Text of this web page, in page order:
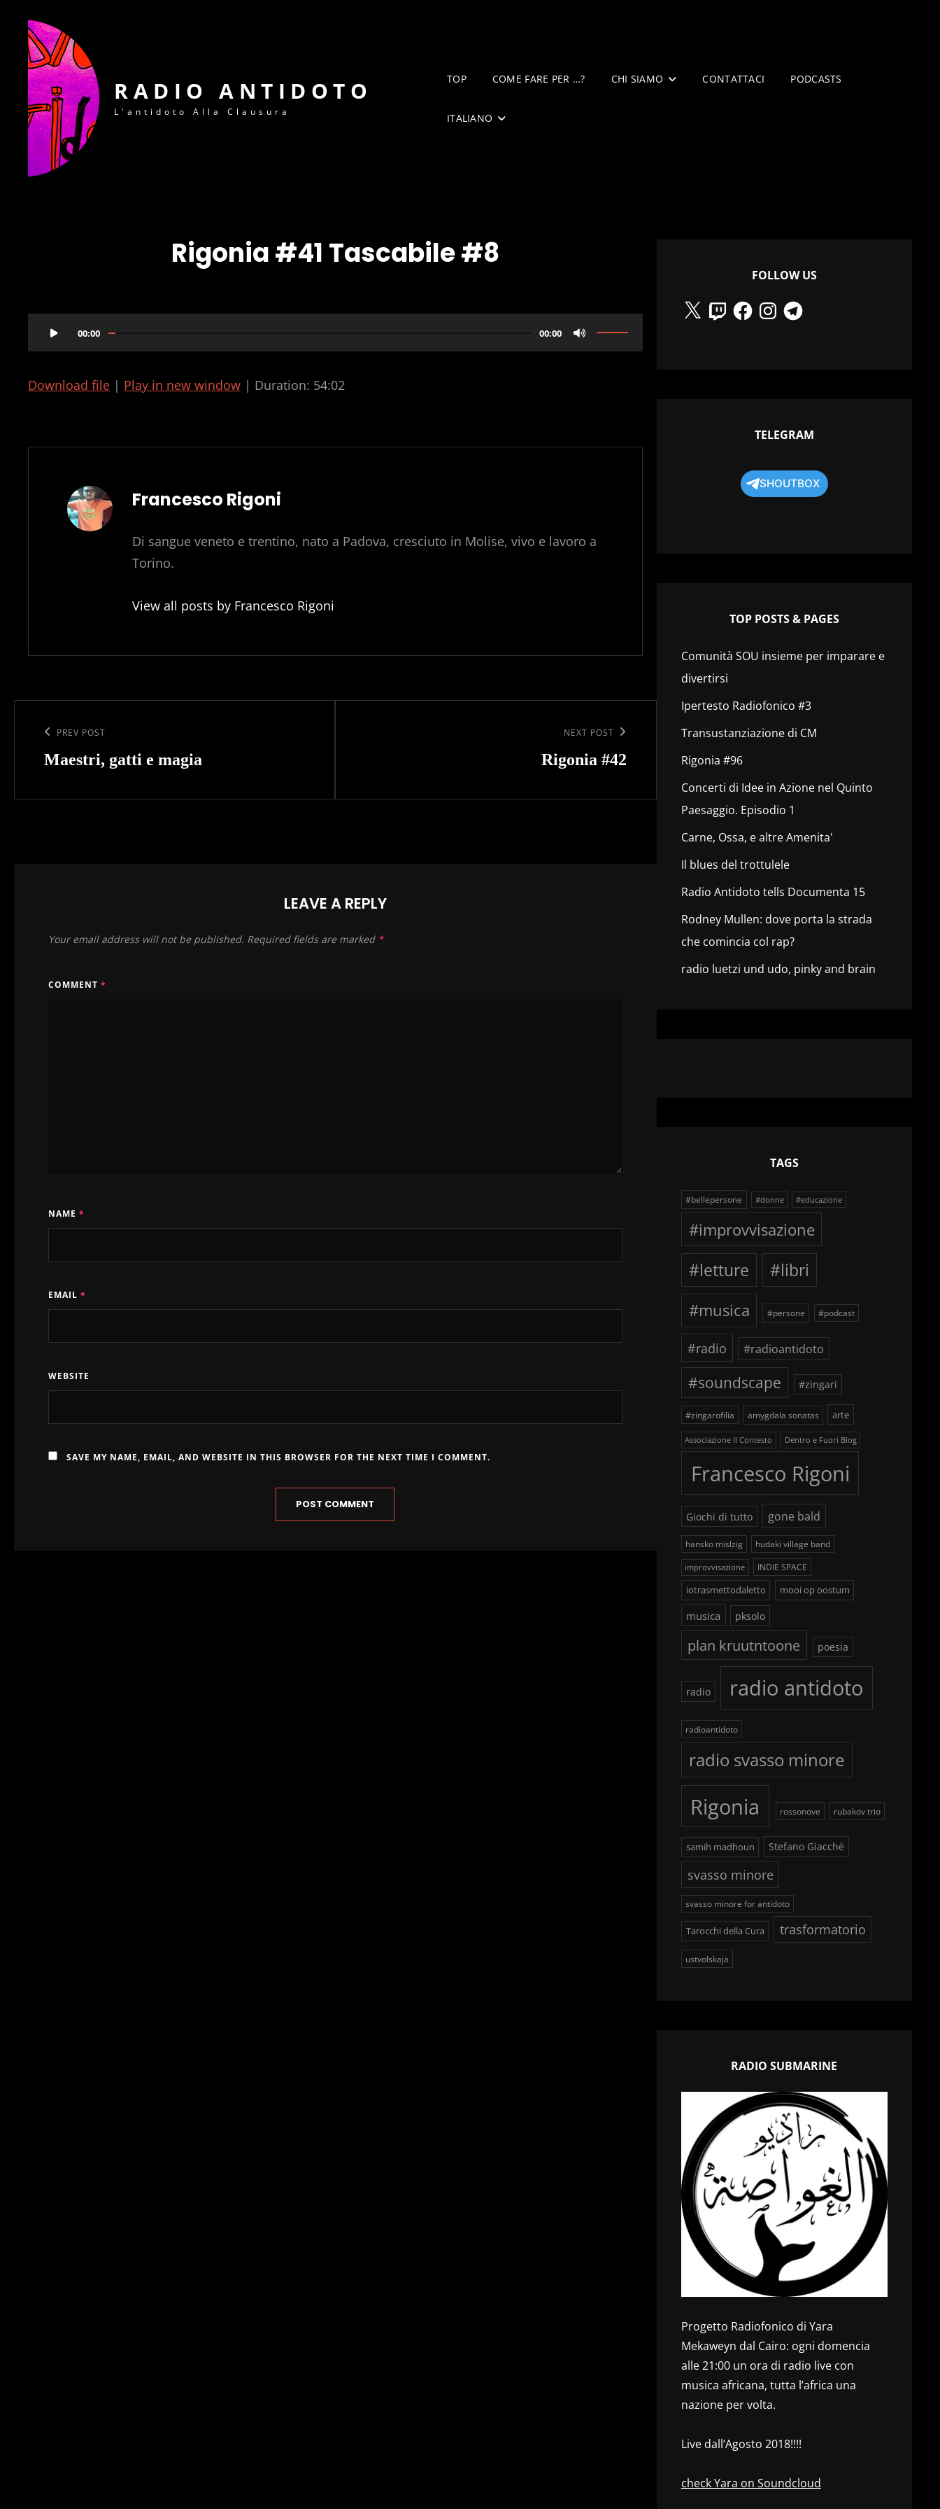
RADIO ANTIDOTO
L'antidoto Alla Clausura
TOP COME FARE PER …? CHI SIAMO CONTATTACI PODCASTS
ITALIANO
Rigonia #41 Tascabile #8
00:00 00:00
Use
Up/Down
Download file | Play in new window | Duration: 54:02
Author:
Francesco Rigoni
Di sangue veneto e trentino, nato a Padova, cresciuto in Molise, vivo e lavoro a
Torino.
View all posts by Francesco Rigoni
navigation
Previous
Post
PREV POST
Maestri, gatti e magia
NEXT POST
Rigonia #42
LEAVE A REPLY
Your email address will not be published. Required fields are marked *
COMMENT *
NAME *
EMAIL *
WEBSITE
SAVE MY NAME, EMAIL, AND WEBSITE IN THIS BROWSER FOR THE NEXT TIME I COMMENT.
FOLLOW US
X
TwitchFacebookInstagramTelegram
TELEGRAM
SHOUTBOX
TOP POSTS & PAGES
Comunità SOU insieme per imparare e
divertirsi
Ipertesto Radiofonico #3
Transustanziazione di CM
Rigonia #96
Concerti di Idee in Azione nel Quinto
Paesaggio. Episodio 1
Carne, Ossa, e altre Amenita'
Il blues del trottulele
Radio Antidoto tells Documenta 15
Rodney Mullen: dove porta la strada
che comincia col rap?
radio luetzi und udo, pinky and brain
TAGS
#bellepersone #donne #educazione
#improvvisazione
#letture
#libri
#musica
#persone #podcast
#radio #radioantidoto
#soundscape #zingari
#zingarofilia amygdala sonatas arte
Associazione Il Contesto Dentro e Fuori Blog
Francesco Rigoni
Giochi di tutto gone bald
hansko mislzig hudaki village band
improvvisazione INDIE SPACE
iotrasmettodaletto mooi op oostum
musica pksolo
plan kruutntoone poesia
radio radio antidoto
radioantidoto
radio svasso minore
Rigonia rossonove rubakov trio
samih madhoun Stefano Giacchè
svasso minore
svasso minore for antidoto
Tarocchi della Cura trasformatorio
ustvolskaja
RADIO SUBMARINE
Progetto Radiofonico di Yara
Mekaweyn dal Cairo: ogni domencia
alle 21:00 un ora di radio live con
musica africana, tutta l’africa una
nazione per volta.
Live dall’Agosto 2018!!!!
check Yara on Soundcloud